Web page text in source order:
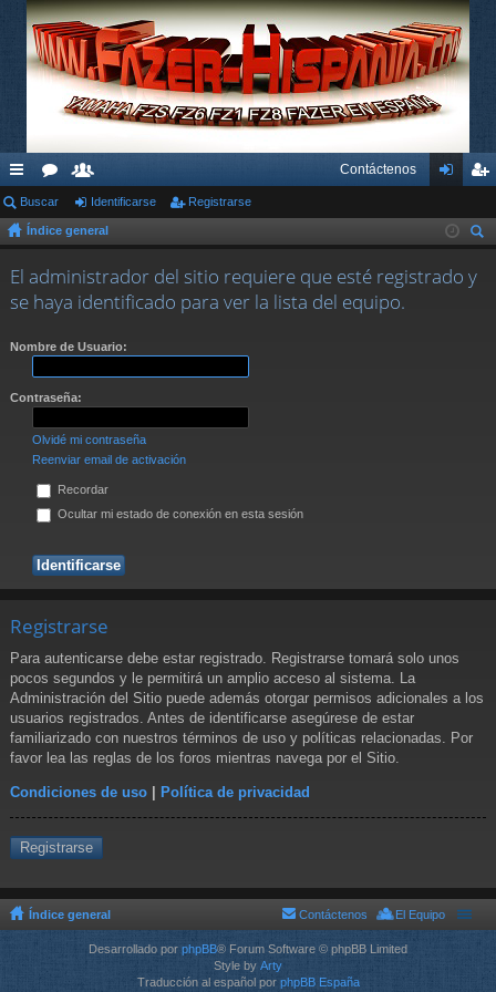
nl
ac
es
rá
s
or
os
su
ari
os
Contáctenos
nti
fic
ist
Buscar Identificarse Registrarse
Índice general
car
El administrador del sitio requiere que esté registrado y
se haya identificado para ver la lista del equipo.
Nombre de Usuario:
Contraseña:
Olvidé mi contraseña
Reenviar email de activación
Recordar
Ocultar mi estado de conexión en esta sesión
Registrarse
Para autenticarse debe estar registrado. Registrarse tomará solo unos
pocos segundos y le permitirá un amplio acceso al sistema. La
Administración del Sitio puede además otorgar permisos adicionales a los
usuarios registrados. Antes de identificarse asegúrese de estar
familiarizado con nuestros términos de uso y políticas relacionadas. Por
favor lea las reglas de los foros mientras navega por el Sitio.
Condiciones de uso | Política de privacidad
Registrarse
Índice general El Equipo
Contáctenos
Desarrollado por phpBB® Forum Software © phpBB Limited
Style by Arty
Traducción al español por phpBB España